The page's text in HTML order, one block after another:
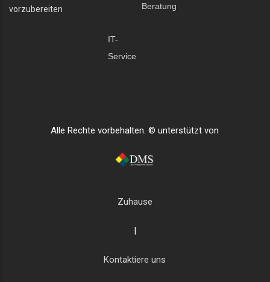
vorzubereiten
Beratung
IT-
Service
Alle Rechte vorbehalten. © unterstützt von
Zuhause
|
Kontaktiere uns